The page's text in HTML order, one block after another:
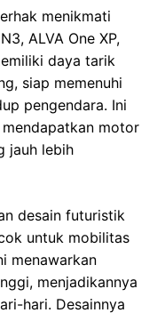
menikmati
ALVA One XP,
daya tarik
siap memenuhi
pengendara. Ini
motor
jauh lebih
desain futuristik
untuk mobilitas
menawarkan
menjadikannya
hari. Desainnya